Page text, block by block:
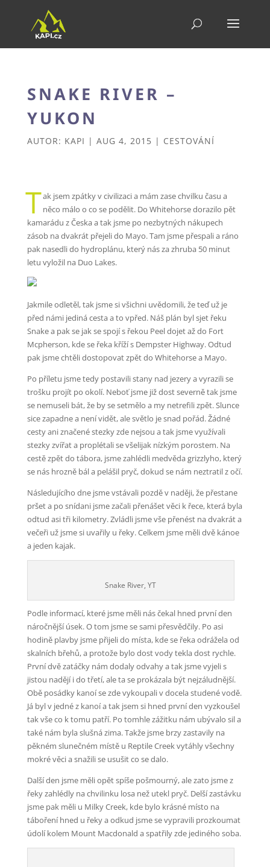
SNAKE RIVER –
YUKON
AUTOR: KAPI | AUG 4, 2015 | CESTOVÁNÍ
Tak jsem zpátky v civilizaci a mám zase chvilku času a
něco málo o co se podělit. Do Whitehorse dorazilo pět
kamarádu z Česka a tak jsme po nezbytných nákupech
zásob na dvakrát přejeli do Mayo. Tam jsme přespali a ráno
pak nasedli do hydroplánu, který nás za zhruba 50 minut
letu vyložil na Duo Lakes.
Jakmile odletěl, tak jsme si všichni uvědomili, že teď už je
před námi jediná cesta a to vpřed. Náš plán byl sjet řeku
Snake a pak se jak se spojí s řekou Peel dojet až do Fort
Mcpherson, kde se řeka kříží s Dempster Highway. Odtud
pak jsme chtěli dostopovat zpět do Whitehorse a Mayo.
Po příletu jsme tedy postavili stany nad jezery a vyrazili se
trošku projít po okolí. Neboť jsme již dost severně tak jsme
se nemuseli bát, že by se setmělo a my netrefili zpět. Slunce
sice zapadne a není vidět, ale světlo je snad pořád. Žádné
cesty ani značené stezky zde nejsou a tak jsme využívali
stezky zvířat a proplétali se všelijak nízkým porostem. Na
cestě zpět do tábora, jsme zahlédli medvěda grizzlyho, který
se nás hrozně bál a pelášil pryč, dokud se nám neztratil z očí.
Následujícího dne jsme vstávali pozdě v naději, že přestane
pršet a po snídani jsme začali přenášet věci k řece, která byla
odtud asi tři kilometry. Zvládli jsme vše přenést na dvakrát a
večeři už jsme si uvařily u řeky. Celkem jsme měli dvě kánoe
a jeden kajak.
Snake River, YT
Podle informací, které jsme měli nás čekal hned první den
náročnější úsek. O tom jsme se sami přesvědčily. Po asi
hodině plavby jsme přijeli do místa, kde se řeka odrážela od
skalních břehů, a protože bylo dost vody tekla dost rychle.
První dvě zatáčky nám dodaly odvahy a tak jsme vyjeli s
jistou nadějí i do třetí, ale ta se prokázala být nejzáludnější.
Obě posádky kanoí se zde vykoupali v docela studené vodě.
Já byl v jedné z kanoí a tak jsem si hned první den vyzkoušel
tak vše co k tomu patří. Po tomhle zážitku nám ubývalo sil a
také nám byla slušná zima. Takže jsme brzy zastavily na
pěkném slunečném místě u Reptile Creek vytáhly všechny
mokré věci a snažili se usušit co se dalo.
Další den jsme měli opět spíše pošmourný, ale zato jsme z
řeky zahlédly na chvilinku losa než utekl pryč. Delší zastávku
jsme pak měli u Milky Creek, kde bylo krásné místo na
táboření hned u řeky a odkud jsme se vypravili prozkoumat
údolí kolem Mount Macdonald a spatřily zde jediného soba.